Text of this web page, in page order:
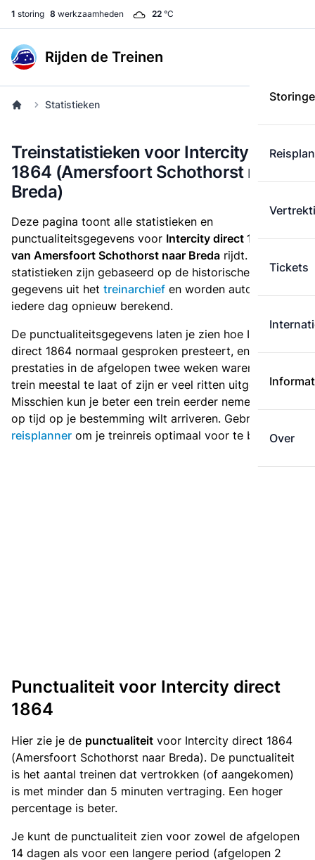
1 storing 8 werkzaamheden 22 °C
Rijden de Treinen
Tickets
Over
Statistieken
Treinstatistieken voor Intercity direct
1864 (Amersfoort Schothorst naar
Breda)
Deze pagina toont alle statistieken en
punctualiteitsgegevens voor Intercity direct 1864die
van Amersfoort Schothorst naar Breda rijdt. Deze
statistieken zijn gebaseerd op de historische
gegevens uit het treinarchief en worden automatisch
iedere dag opnieuw berekend.
De punctualiteitsgegevens laten je zien hoe Intercity
direct 1864 normaal gesproken presteert, en hoe de
prestaties in de afgelopen twee weken waren. Is deze
trein meestal te laat of zijn er veel ritten uitgevallen?
Misschien kun je beter een trein eerder nemen als je
op tijd op je bestemming wilt arriveren. Gebruik de
reisplanner om je treinreis optimaal voor te bereiden.
Punctualiteit voor Intercity direct
1864
Hier zie je de punctualiteit voor Intercity direct 1864
(Amersfoort Schothorst naar Breda). De punctualiteit
is het aantal treinen dat vertrokken (of aangekomen)
is met minder dan 5 minuten vertraging. Een hoger
percentage is beter.
Je kunt de punctualiteit zien voor zowel de afgelopen
14 dagen als voor een langere period (afgelopen 2